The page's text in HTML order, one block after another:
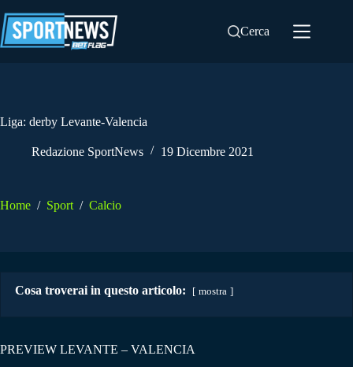
al
contenuto
Cerca
Liga: derby Levante-Valencia
Redazione SportNews 19 Dicembre 2021
Home / Sport / Calcio
Cosa troverai in questo articolo: mostra
PREVIEW LEVANTE – VALENCIA